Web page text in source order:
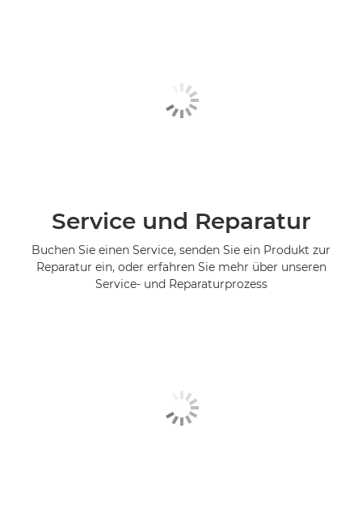
Service und Reparatur
Buchen Sie einen Service, senden Sie ein Produkt zur
Reparatur ein, oder erfahren Sie mehr über unseren
Service- und Reparaturprozess